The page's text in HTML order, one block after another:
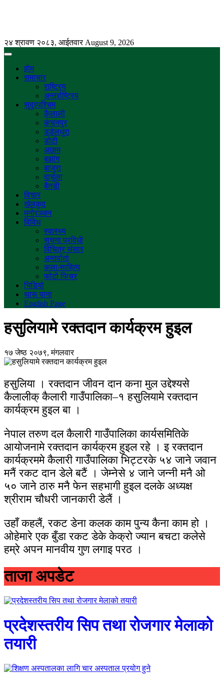
२४ श्रावण २०८३, आईतवार August 9, 2026
होम
समाचार
राष्ट्रिय
अन्तर्राष्ट्रिय
सुदुरपश्चिम
कैलाली
कंचनपुर
डडेलधुरा
डोटी
अछाम
बझांग
बाजुरा
दार्चुला
बैतडी
विचार
खेलकुद
मनोरञ्जन
विविध
स्वास्थ्य
सुचना प्रविधी
विचित्र संसार
अन्तर्वार्ता
कला/साहित्य
फोटो फिचर
भिडियो
थारू पाना
English Page
हसुलियामे रक्तदान कार्यक्रम हुइल
१७ जेष्ठ २०७९, मंगलवार
हसुलिया । रक्तदान जीवन दान कना मुल उद्देश्यसे
कैलालीक् कैलारी गाउँपालिका–१ हसुलियामे रक्तदान
कार्यक्रम हुइल बा ।
नेपाल तरुण दल कैलारी गाउँपालिका कार्यसमितिके
आयोजनामे रक्तदान कार्यक्रम हुइल रहे । इ रक्तदान
कार्यक्रममे कैलारी गाउँपालिका भिट्टरके ५४ जाने जवान
मनैं रकट दान डेले बटैं । जेम्नेसे ४ जाने जन्नी मनै ओ
५० जाने ठारु मनै फेन सहभागी हुइल दलके अध्यक्ष
श्रीराम चौधरी जानकारी डेलैं ।
उहाँ कहलैं, रकट डेना कलक काम पुन्य कैना काम हो ।
ओहेमारे एक बुँडा रकट डेके केक्रो ज्यान बचटा कलेसे
हम्रे अपन मानवीय गुण लगाइ परठ ।
ताजा अपडेट
प्रदेशस्तरीय सिप तथा रोजगार मेलाको
तयारी